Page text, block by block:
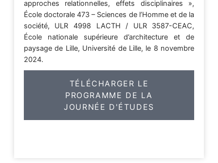
approches relationnelles, effets disciplinaires »,
École doctorale 473 – Sciences de l’Homme et de la
société, ULR 4998 LACTH / ULR 3587-CEAC,
École nationale supérieure d’architecture et de
paysage de Lille, Université de Lille, le 8 novembre
2024.
TÉLÉCHARGER LE
PROGRAMME DE LA
JOURNÉE D'ÉTUDES